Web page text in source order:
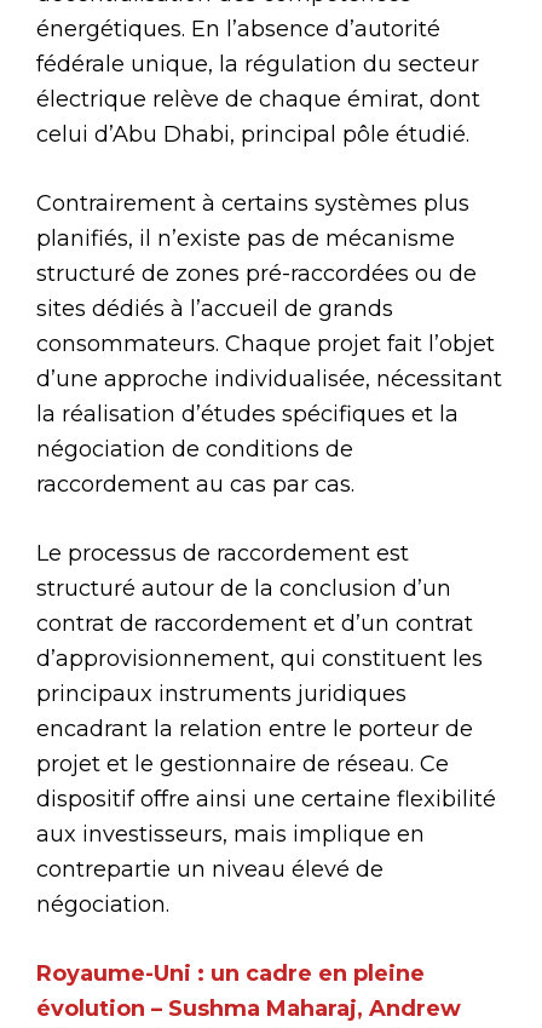
énergétiques. En l’absence d’autorité
fédérale unique, la régulation du secteur
électrique relève de chaque émirat, dont
celui d’Abu Dhabi, principal pôle étudié.
Contrairement à certains systèmes plus
planifiés, il n’existe pas de mécanisme
structuré de zones pré-raccordées ou de
sites dédiés à l’accueil de grands
consommateurs. Chaque projet fait l’objet
d’une approche individualisée, nécessitant
la réalisation d’études spécifiques et la
négociation de conditions de
raccordement au cas par cas.
Le processus de raccordement est
structuré autour de la conclusion d’un
contrat de raccordement et d’un contrat
d’approvisionnement, qui constituent les
principaux instruments juridiques
encadrant la relation entre le porteur de
projet et le gestionnaire de réseau. Ce
dispositif offre ainsi une certaine flexibilité
aux investisseurs, mais implique en
contrepartie un niveau élevé de
négociation.
Royaume-Uni : un cadre en pleine
évolution – Sushma Maharaj, Andrew